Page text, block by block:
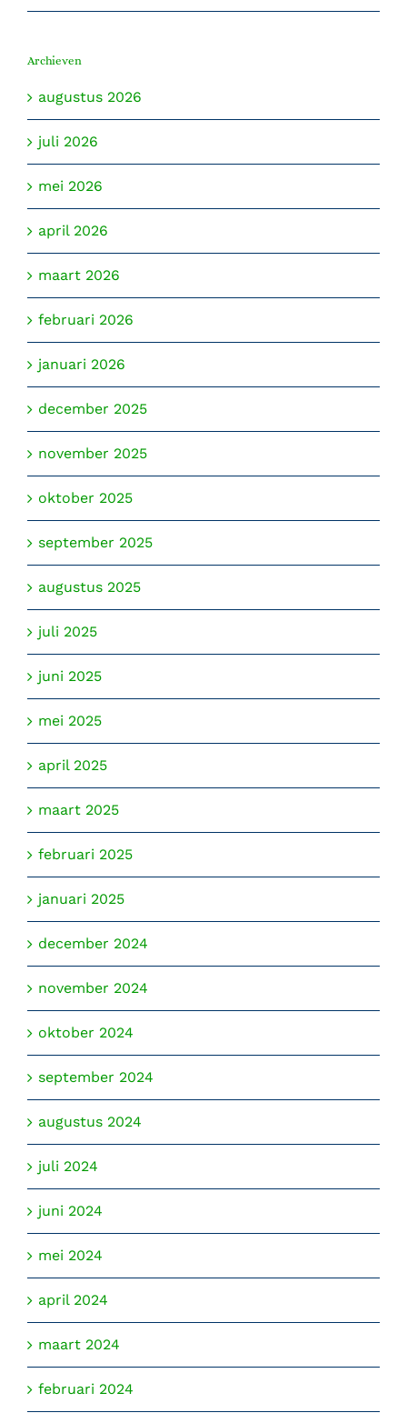
Archieven
augustus 2026
juli 2026
mei 2026
april 2026
maart 2026
februari 2026
januari 2026
december 2025
november 2025
oktober 2025
september 2025
augustus 2025
juli 2025
juni 2025
mei 2025
april 2025
maart 2025
februari 2025
januari 2025
december 2024
november 2024
oktober 2024
september 2024
augustus 2024
juli 2024
juni 2024
mei 2024
april 2024
maart 2024
februari 2024